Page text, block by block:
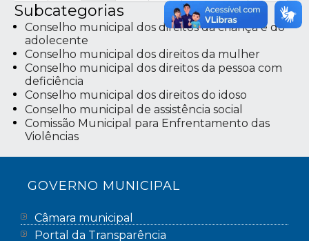
Subcategorias
Conselho municipal dos direitos da criança e do
adolecente
Conselho municipal dos direitos da mulher
Conselho municipal dos direitos da pessoa com
deficiência
Conselho municipal dos direitos do idoso
Conselho municipal de assistência social
Comissão Municipal para Enfrentamento das
Violências
GOVERNO MUNICIPAL
Câmara municipal
Portal da Transparência